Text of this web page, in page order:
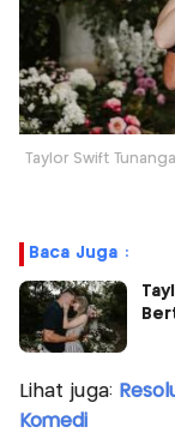
Taylor Swift
Baca Juga :
Lihat juga:
Komedi